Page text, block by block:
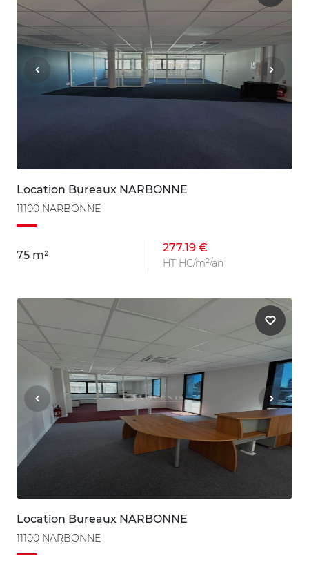
Location Bureaux NARBONNE
11100 NARBONNE
75 m²
277.19 €
HT HC/m²/an
Location Bureaux NARBONNE
11100 NARBONNE